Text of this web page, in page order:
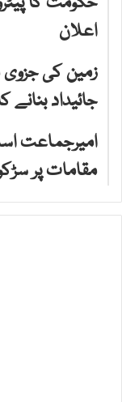
اعلان
زمین کی
جائیداد بنانے
مقامات پر